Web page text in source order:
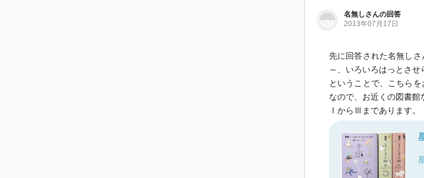
名無しさんの回答
2013年07月17日
先に回答された名無し
～、いろいろはっとさせ
ということで、こちら
なので、お近くの図書館
ⅠからⅢまであります。